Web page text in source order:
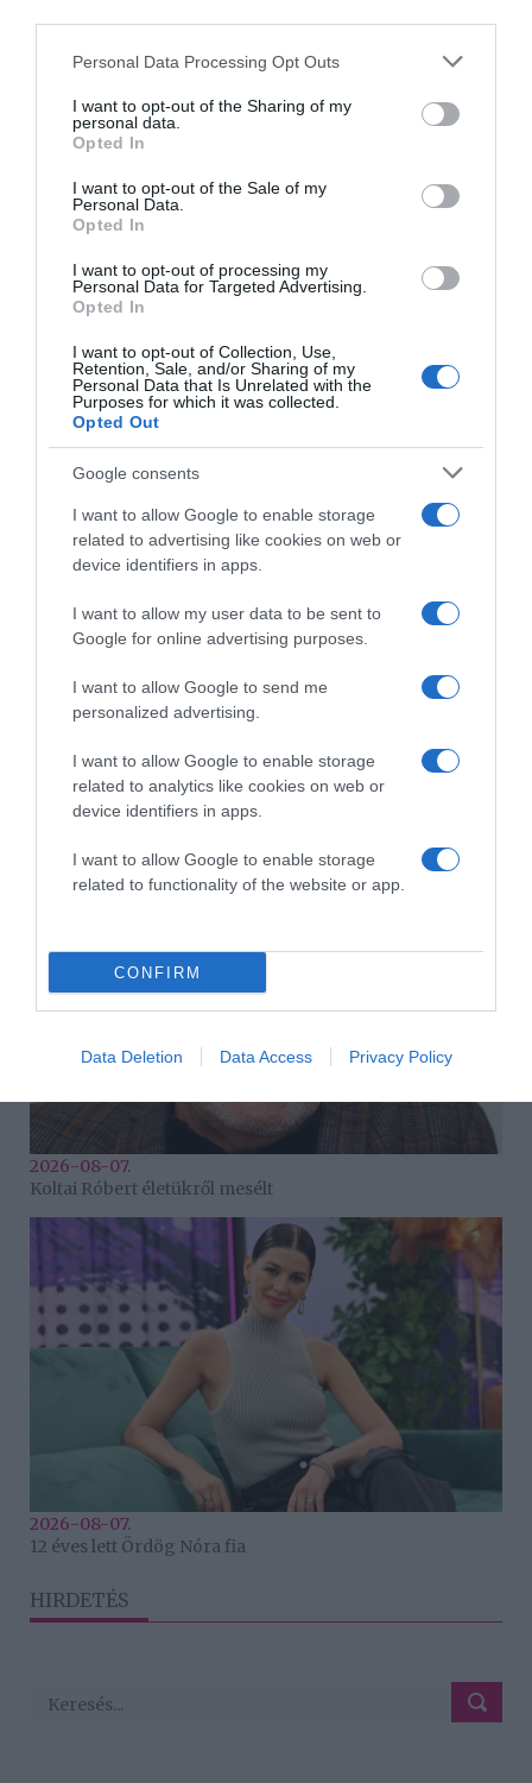
Please note that this website/app uses one or more Google
not limited to your visit or usage behaviour. You may click to
grant or deny consent to Google and its third-party tags to
use your data for below specified purposes in below Google
consent section.
Personal Data Processing Opt Outs
I want to opt-out of the Sharing of my
personal data.
Opted In
I want to opt-out of the Sale of my
Personal Data.
Opted In
I want to opt-out of processing my
Personal Data for Targeted Advertising.
Opted In
I want to opt-out of Collection, Use,
Retention, Sale, and/or Sharing of my
Personal Data that Is Unrelated with the
Purposes for which it was collected.
Opted Out
Google consents
I want to allow Google to enable storage
related to advertising like cookies on web or
device identifiers in apps.
I want to allow my user data to be sent to
Google for online advertising purposes.
I want to allow Google to send me
personalized advertising.
I want to allow Google to enable storage
related to analytics like cookies on web or
device identifiers in apps.
I want to allow Google to enable storage
related to functionality of the website or app.
CONFIRM
Data Deletion Data Access Privacy Policy
HASONLÓ BEJEGYZÉSEK
2026-08-07.
Grillezett halloumis cukkinis tésztasaláta
2026-08-07.
2026-08-07.
Koltai Róbert életükről mesélt
2026-08-07.
12 éves lett Ördög Nóra fia
HIRDETÉS